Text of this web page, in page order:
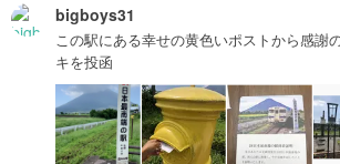
bigboys31
この駅にある幸せの黄色いポストから感謝
キを投函